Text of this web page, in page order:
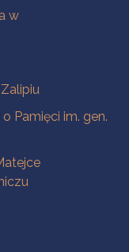
w
Pamięci im. gen.